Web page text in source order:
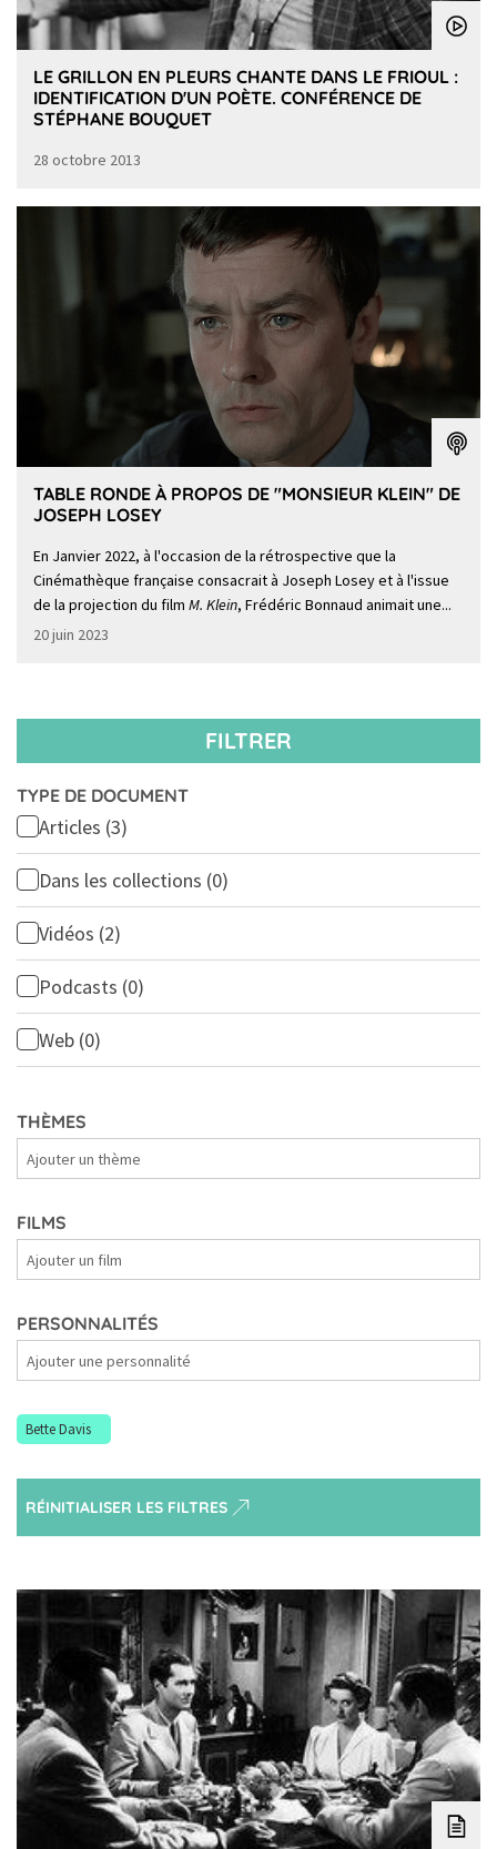
LE GRILLON EN PLEURS CHANTE DANS LE FRIOUL :
IDENTIFICATION D'UN POÈTE. CONFÉRENCE DE
STÉPHANE BOUQUET
28 octobre 2013
TABLE RONDE À PROPOS DE "MONSIEUR KLEIN" DE
JOSEPH LOSEY
En Janvier 2022, à l'occasion de la rétrospective que la
Cinémathèque française consacrait à Joseph Losey et à l'issue
de la projection du film M. Klein, Frédéric Bonnaud animait une...
20 juin 2023
FILTRER
TYPE DE DOCUMENT
Articles (3)
Dans les collections (0)
Vidéos (2)
Podcasts (0)
Web (0)
THÈMES
FILMS
PERSONNALITÉS
Bette Davis
RÉINITIALISER LES FILTRES